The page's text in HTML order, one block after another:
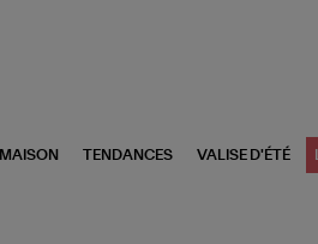
MAISON TENDANCES VALISE D'ÉTÉ